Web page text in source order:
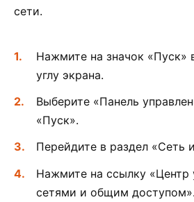
сети.
Нажмите на значок «Пуск»
углу экрана.
Выберите «Панель
«Пуск».
Перейдите в раздел «Сеть
Нажмите на ссылку «Центр
сетями и общим доступом».